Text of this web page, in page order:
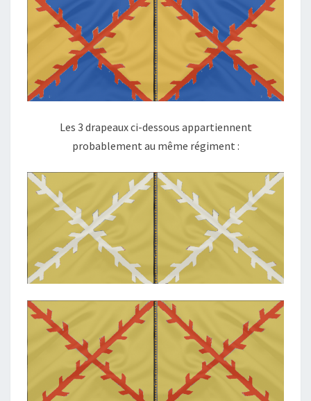
Les 3 drapeaux ci-dessous appartiennent
probablement au même régiment :